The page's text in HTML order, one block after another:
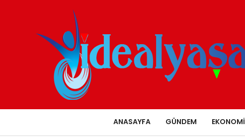
ANASAYFA GÜNDEM EKONOMI